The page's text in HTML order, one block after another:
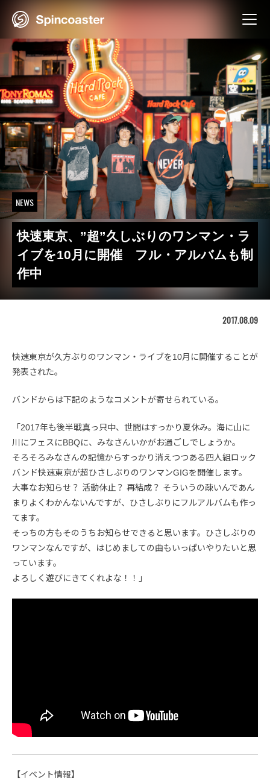
NEWS
快速東京、”超”久しぶりのワンマン・ラ
イブを10月に開催 フル・アルバムも制
作中
2017.08.09
快速東京が久方ぶりのワンマン・ライブを10月に開催することが
発表された。
バンドからは下記のようなコメントが寄せられている。
「2017年も後半戦真っ只中、世間はすっかり夏休み。海に山に
川にフェスにBBQに、みなさんいかがお過ごしでしょうか。
そろそろみなさんの記憶からすっかり消えつつある四人組ロック
バンド快速東京が超ひさしぶりのワンマンGIGを開催します。
大事なお知らせ？ 活動休止？ 再結成？ そういうの疎いんであん
まりよくわかんないんですが、ひさしぶりにフルアルバムも作っ
てます。
そっちの方もそのうちお知らせできると思います。ひさしぶりの
ワンマンなんですが、はじめましての曲もいっぱいやりたいと思
っています。
よろしく遊びにきてくれよな！！」
【イベント情報】